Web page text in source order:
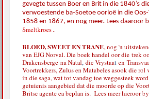
gevegte tussen Boer en Brit in die 1840’s
verwoestende ba-Soetoe oorloë in die
1858 en 1867, en nog meer. Lees daaroor
Smeltkroes .
BLOED, SWEET EN TRANE, nog 'n
van EJG Norval. Die boek handel oor dietrek
Drakensbergena Natal,die Vrystaat en
Voortrekkers, Zulus en Matabeles asook die rol
in die saga, wat tot vandag toe weggesteek
getuienis aangebied dat die moorde op die
Britse agente ea beplan is. Lees meer hieroor